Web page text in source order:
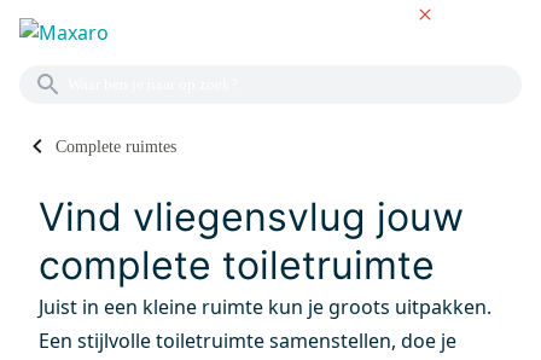
COMPLETE TOILETTEN
Complete ruimtes
Vind vliegensvlug jouw
complete toiletruimte
Juist in een kleine ruimte kun je groots uitpakken.
Een stijlvolle toiletruimte samenstellen, doe je